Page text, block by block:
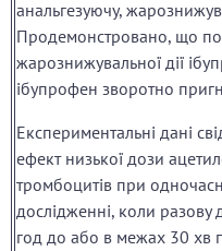
анальгезуючу,
Продемонстровано, що
жарознижувальної дії
ібупрофен зворотно
Експериментальні дані
ефект низької дози
тромбоцитів при
дослідженні, коли
год до або в межах 30 хв